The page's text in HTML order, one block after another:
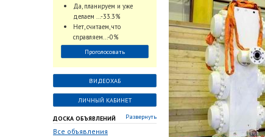
использовать
промышленный
интеллект и цифровые
заказы для ускорения
обработки заказов и
оперативной отгрузки
продукции конечному
потребителю?
Да, планируем и уже
делаем ...-33.3%
Нет, считаем, что
справляем...-0%
Проголосовать
ВИДЕОХАБ
ЛИЧНЫЙ КАБИНЕТ
ДОСКА ОБЪЯВЛЕНИЙ Развернуть
Все объявления